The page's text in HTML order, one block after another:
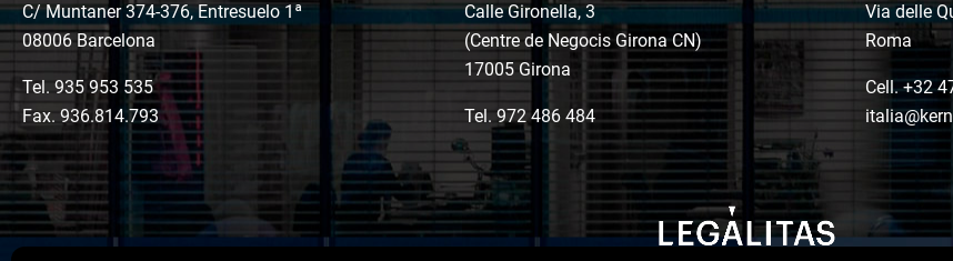
C/ Muntaner 374-376, Entresuelo 1ª
08006 Barcelona
Tel. 935 953 535
Fax. 936.814.793
Calle Gironella, 3
(Centre de Negocis Girona CN)
17005 Girona
Tel.972 486 484
Via delle
Roma
Cell. +32